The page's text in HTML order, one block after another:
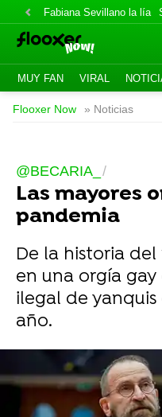
Fabiana Sevillano la lía
MUY FAN VIRAL
Flooxer Now » Noticias
@BECARIA_
Las mayores
pandemia
De la historia
en una orgía
ilegal de
año.